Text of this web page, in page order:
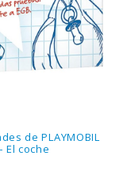
de PLAYMOBIL
El coche